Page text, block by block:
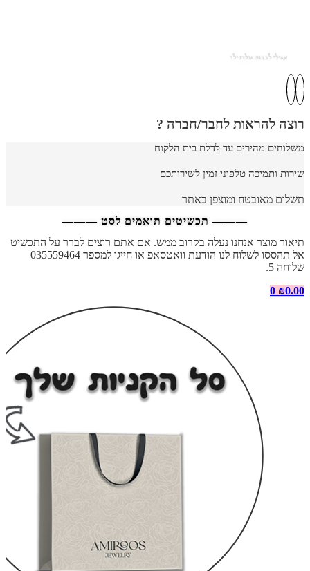
רוצה להראות לחבר/חברה ?
משלוחים מהירים עד לדלת בית הלקוח
שירות ותמיכה טלפוני זמין לשירותכם
תשלום מאובטח ומוצפן באתר
——— תכשיטים תואמים לסט ———
תיאור מוצר אנחנו נעלה בקרוב ממש. אם אתם רוצים לברר על התכשיט
אל תהססו לשלוח לנו הודעת וואטסאפ או חייגו למספר 035559464
שלוחה 5.
₪0.00
0